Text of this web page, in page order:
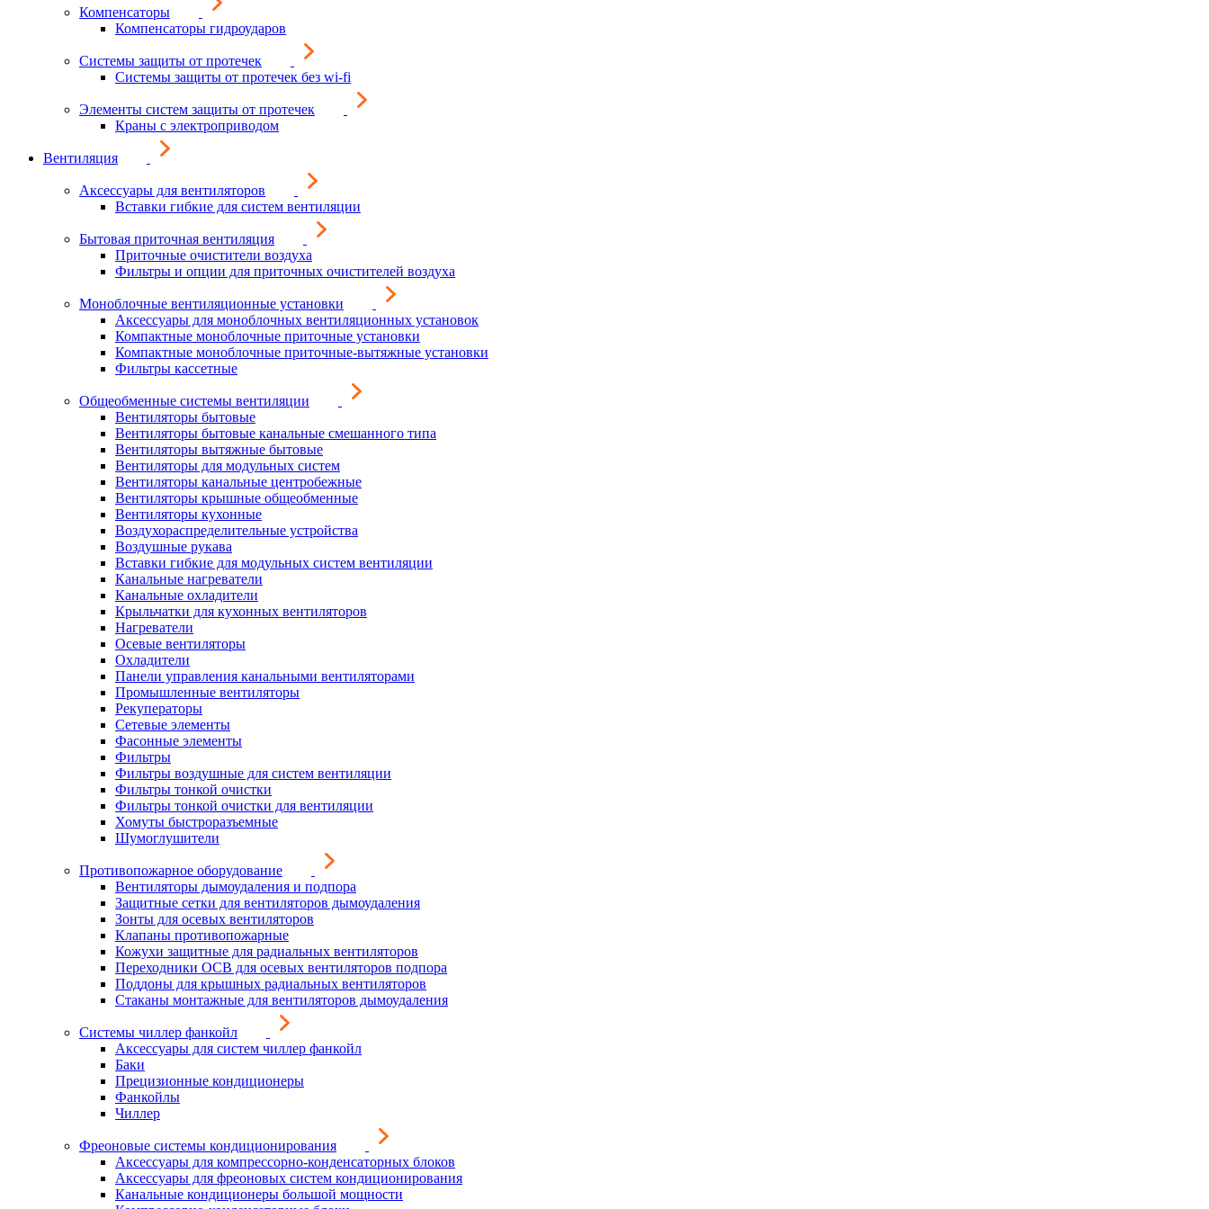
Компенсаторы
Компенсаторы гидроударов
Системы защиты от протечек
Системы защиты от протечек без wi-fi
Элементы систем защиты от протечек
Краны с электроприводом
Вентиляция
Аксессуары для вентиляторов
Вставки гибкие для систем вентиляции
Бытовая приточная вентиляция
Приточные очистители воздуха
Фильтры и опции для приточных очистителей воздуха
Моноблочные вентиляционные установки
Аксессуары для моноблочных вентиляционных установок
Компактные моноблочные приточные установки
Компактные моноблочные приточные-вытяжные установки
Фильтры кассетные
Общеобменные системы вентиляции
Вентиляторы бытовые
Вентиляторы бытовые канальные смешанного типа
Вентиляторы вытяжные бытовые
Вентиляторы для модульных систем
Вентиляторы канальные центробежные
Вентиляторы крышные общеобменные
Вентиляторы кухонные
Воздухораспределительные устройства
Воздушные рукава
Вставки гибкие для модульных систем вентиляции
Канальные нагреватели
Канальные охладители
Крыльчатки для кухонных вентиляторов
Нагреватели
Осевые вентиляторы
Охладители
Панели управления канальными вентиляторами
Промышленные вентиляторы
Рекуператоры
Сетевые элементы
Фасонные элементы
Фильтры
Фильтры воздушные для систем вентиляции
Фильтры тонкой очистки
Фильтры тонкой очистки для вентиляции
Хомуты быстроразъемные
Шумоглушители
Противопожарное оборудование
Вентиляторы дымоудаления и подпора
Защитные сетки для вентиляторов дымоудаления
Зонты для осевых вентиляторов
Клапаны противопожарные
Кожухи защитные для радиальных вентиляторов
Переходники ОСВ для осевых вентиляторов подпора
Поддоны для крышных радиальных вентиляторов
Стаканы монтажные для вентиляторов дымоудаления
Системы чиллер фанкойл
Аксессуары для систем чиллер фанкойл
Баки
Прецизионные кондиционеры
Фанкойлы
Чиллер
Фреоновые системы кондиционирования
Аксессуары для компрессорно-конденсаторных блоков
Аксессуары для фреоновых систем кондиционирования
Канальные кондиционеры большой мощности